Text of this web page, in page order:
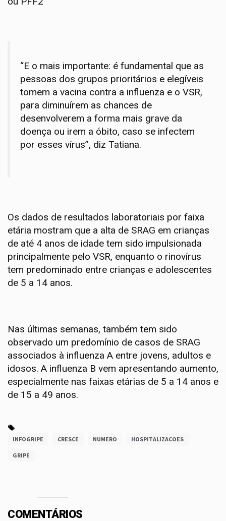
“E o mais importante: é fundamental que as
pessoas dos grupos prioritários e elegíveis
tomem a vacina contra a influenza e o VSR,
para diminuírem as chances de
desenvolverem a forma mais grave da
doença ou irem a óbito, caso se infectem
por esses vírus”, diz Tatiana.
Os dados de resultados laboratoriais por faixa
etária mostram que a alta de SRAG em crianças
de até 4 anos de idade tem sido impulsionada
principalmente pelo VSR, enquanto o rinovírus
tem predominado entre crianças e adolescentes
de 5 a 14 anos.
Nas últimas semanas, também tem sido
observado um predomínio de casos de SRAG
associados à influenza A entre jovens, adultos e
idosos. A influenza B vem apresentando aumento,
especialmente nas faixas etárias de 5 a 14 anos e
de 15 a 49 anos.
INFOGRIPE CRESCE NUMERO HOSPITALIZACOES
GRIPE
COMENTÁRIOS